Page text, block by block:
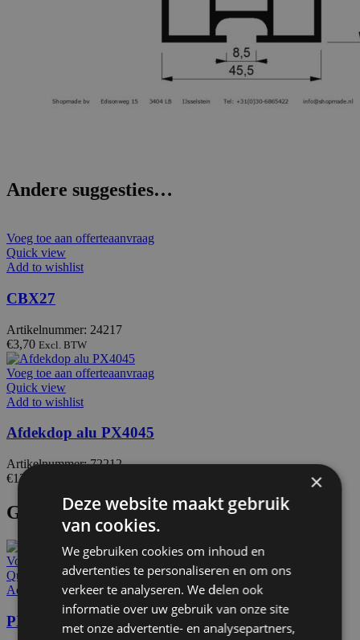
Andere suggesties…
Voeg toe aan offerteaanvraag
Quick view
Add to wishlist
CBX27
Artikelnummer: 24217
€3,70 Excl. BTW
Voeg toe aan offerteaanvraag
Quick view
Add to wishlist
Afdekdop alu PX4045
Artikelnummer: 72212
€12,00
Gerelateerde producten
Voeg toe aan offerteaanvraag
Quick view
Add to wishlist
PX1525
×
Deze website maakt gebruik
van cookies.
We gebruiken cookies om inhoud en
advertenties te personaliseren en om ons
verkeer te analyseren. We delen ook
informatie over uw gebruik van onze site
met onze advertentie- en analysepartners,